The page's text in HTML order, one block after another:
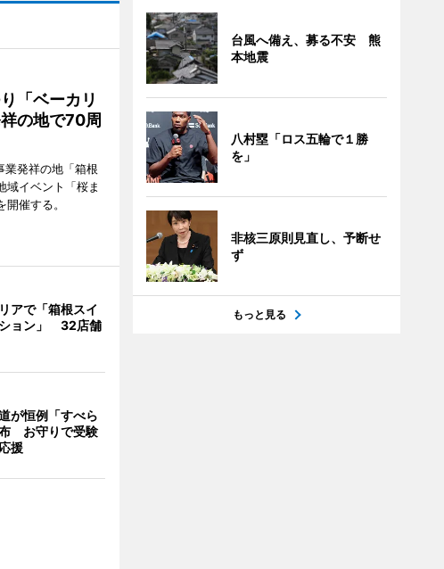
「ベーカリ
の地で70周
発祥の地「箱根
域イベント「桜ま
催する。
アで「箱根スイ
ョン」 32店舗
が恒例「すべら
お守りで受験
援
台風へ備え、募る不安 熊
本地震
八村塁「ロス五輪で１勝
を」
非核三原則見直し、予断せ
ず
もっと見る